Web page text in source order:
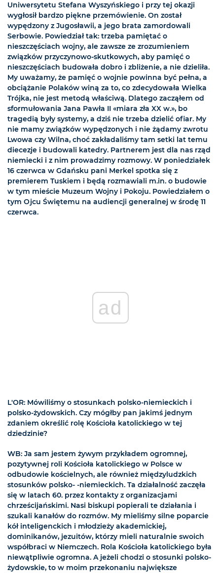
Uniwersytetu Stefana Wyszyńskiego i przy tej okazji
wygłosił bardzo piękne przemówienie. On został
wypędzony z Jugosławii, a jego brata zamordowali
Serbowie. Powiedział tak: trzeba pamiętać o
nieszczęściach wojny, ale zawsze ze zrozumieniem
związków przyczynowo-skutkowych, aby pamięć o
nieszczęściach budowała dobro i zbliżenie, a nie dzieliła.
My uważamy, że pamięć o wojnie powinna być pełna, a
obciążanie Polaków winą za to, co zdecydowała Wielka
Trójka, nie jest metodą właściwą. Dlatego zacząłem od
sformułowania Jana Pawła II «miara zła XX w.», bo
tragedią były systemy, a dziś nie trzeba dzielić ofiar. My
nie mamy związków wypędzonych i nie żądamy zwrotu
Lwowa czy Wilna, choć zakładaliśmy tam setki lat temu
diecezje i budowali katedry. Partnerem jest dla nas rząd
niemiecki i z nim prowadzimy rozmowy. W poniedziałek
16 czerwca w Gdańsku pani Merkel spotka się z
premierem Tuskiem i będą rozmawiali m.in. o budowie
w tym mieście Muzeum Wojny i Pokoju. Powiedziałem o
tym Ojcu Świętemu na audiencji generalnej w środę 11
czerwca.
ad
L'OR: Mówiliśmy o stosunkach polsko-niemieckich i
polsko-żydowskich. Czy mógłby pan jakimś jednym
zdaniem określić rolę Kościoła katolickiego w tej
dziedzinie?
WB: Ja sam jestem żywym przykładem ogromnej,
pozytywnej roli Kościoła katolickiego w Polsce w
odbudowie kościelnych, ale również międzyludzkich
stosunków polsko- -niemieckich. Ta działalność zaczęła
się w latach 60. przez kontakty z organizacjami
chrześcijańskimi. Nasi biskupi popierali te działania i
szukali kanałów do rozmów. My mieliśmy silne poparcie
kół inteligenckich i młodzieży akademickiej,
dominikanów, jezuitów, którzy mieli naturalnie swoich
współbraci w Niemczech. Rola Kościoła katolickiego była
niewątpliwie ogromna. A jeżeli chodzi o stosunki polsko-
żydowskie, to w moim przekonaniu największe